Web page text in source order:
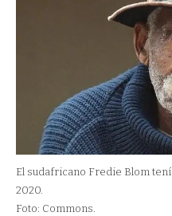
El sudafricano Fredie Blom
2020.
Foto: Commons.